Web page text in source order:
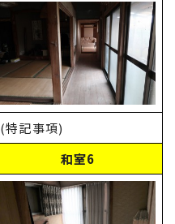
(特記事項)
和室6